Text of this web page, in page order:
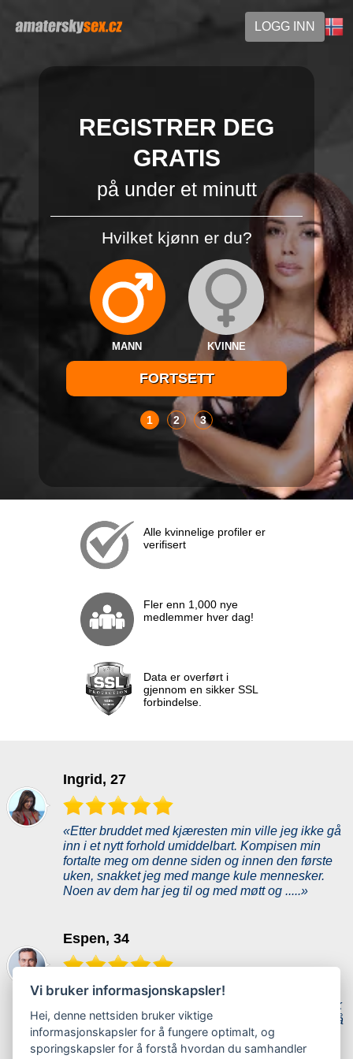
LOGG INN
REGISTRER DEG
GRATIS
på under et minutt
Hvilket kjønn er du?
MANN KVINNE
1 2 3
Alle kvinnelige profiler er
verifisert
Fler enn 1,000 nye
medlemmer hver dag!
Data er overført i
gjennom en sikker SSL
forbindelse.
«Etter bruddet med kjæresten min ville jeg ikke gå
inn i et nytt forhold umiddelbart. Kompisen min
fortalte meg om denne siden og innen den første
uken, snakket jeg med mange kule mennesker.
Noen av dem har jeg til og med møtt og .....»
Ingrid, 27
«Jeg lette etter noen på mange forskjellige
datingsider. Dette er en ny side så jeg var skeptisk
først. Jeg hadde ikke særlig høye forventninger, så
jeg var positivt overrasket da jeg møtte kjæresten
min Karoline. Vi snakket litt og ....»
Espen, 34
Vi bruker informasjonskapsler!
Hei, denne nettsiden bruker viktige
informasjonskapsler for å fungere optimalt, og
sporingskapsler for å forstå hvordan du samhandler